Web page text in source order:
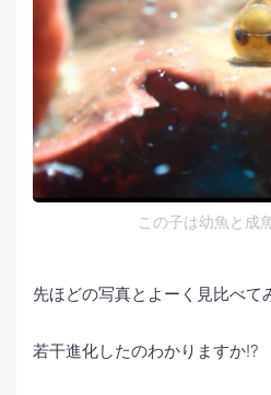
この子は幼魚と成
先ほどの写真とよーく見比べて
若干進化したのわかりますか⁉️